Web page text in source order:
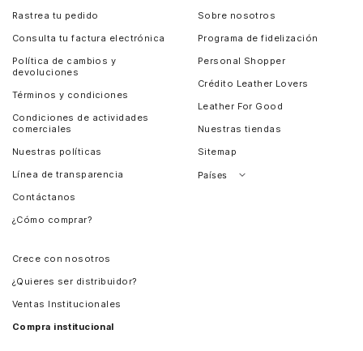
Rastrea tu pedido
Consulta tu factura electrónica
Política de cambios y
devoluciones
Términos y condiciones
Condiciones de actividades
comerciales
Nuestras políticas
Línea de transparencia
Contáctanos
¿Cómo comprar?
Sobre nosotros
Programa de fidelización
Personal Shopper
Crédito Leather Lovers
Leather For Good
Nuestras tiendas
Sitemap
Países
Crece con nosotros
¿Quieres ser distribuidor?
Ventas Institucionales
Compra institucional